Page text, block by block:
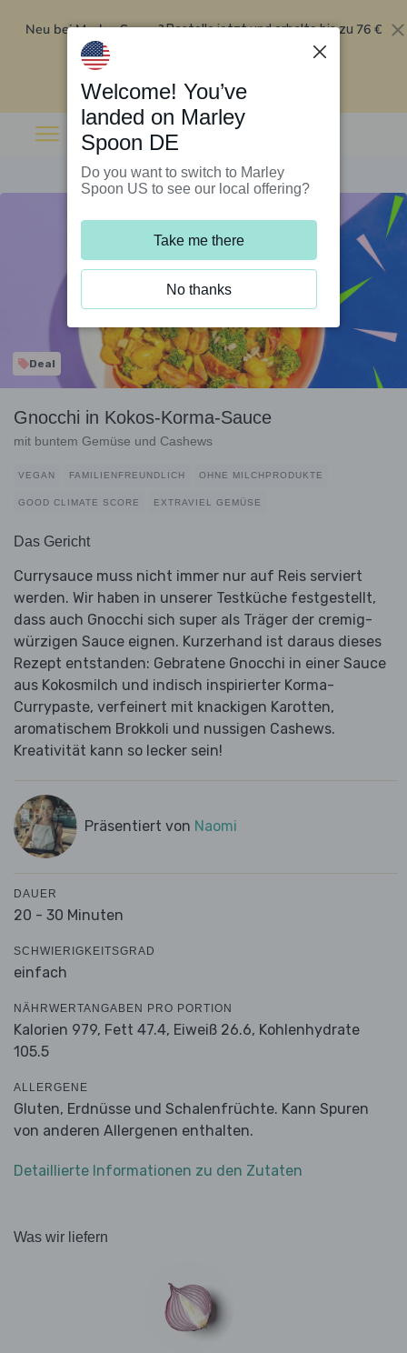
Neu bei Marley Spoon?Bestelle jetzt und erhalte bis zu 76 €
Rabatt auf deine ersten fünf Boxen
Deal
Gnocchi in Kokos-Korma-Sauce
mit buntem Gemüse und Cashews
VEGAN FAMILIENFREUNDLICH OHNE MILCHPRODUKTE
GOOD CLIMATE SCORE EXTRAVIEL GEMÜSE
Das Gericht
Currysauce muss nicht immer nur auf Reis serviert
werden. Wir haben in unserer Testküche festgestellt,
dass auch Gnocchi sich super als Träger der cremig-
würzigen Sauce eignen. Kurzerhand ist daraus dieses
Rezept entstanden: Gebratene Gnocchi in einer Sauce
aus Kokosmilch und indisch inspirierter Korma-
Currypaste, verfeinert mit knackigen Karotten,
aromatischem Brokkoli und nussigen Cashews.
Kreativität kann so lecker sein!
Präsentiert von Naomi
DAUER
20 - 30 Minuten
SCHWIERIGKEITSGRAD
einfach
NÄHRWERTANGABEN PRO PORTION
Kalorien 979, Fett 47.4, Eiweiß 26.6, Kohlenhydrate
105.5
ALLERGENE
Gluten, Erdnüsse und Schalenfrüchte. Kann Spuren
von anderen Allergenen enthalten.
Detaillierte Informationen zu den Zutaten
Was wir liefern
Welcome! You’ve
landed on Marley
Spoon DE
Do you want to switch to Marley
Spoon US to see our local offering?
Take me there
No thanks